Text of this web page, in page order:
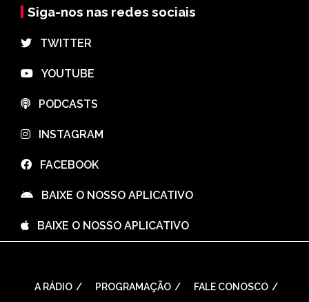
Siga-nos nas redes sociais
⠀TWITTER
⠀YOUTUBE
⠀PODCASTS
⠀INSTAGRAM
⠀FACEBOOK
⠀BAIXE O NOSSO APLICATIVO
⠀BAIXE O NOSSO APLICATIVO
A RÁDIO PROGRAMAÇÃO FALE CONOSCO